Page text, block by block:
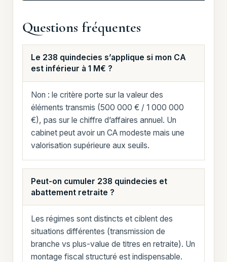
Questions fréquentes
Le 238 quindecies s’applique si mon CA
est inférieur à 1 M€ ?
Non : le critère porte sur la valeur des
éléments transmis (500 000 € / 1 000 000
€), pas sur le chiffre d’affaires annuel. Un
cabinet peut avoir un CA modeste mais une
valorisation supérieure aux seuils.
Peut-on cumuler 238 quindecies et
abattement retraite ?
Les régimes sont distincts et ciblent des
situations différentes (transmission de
branche vs plus-value de titres en retraite). Un
montage fiscal structuré est indispensable.